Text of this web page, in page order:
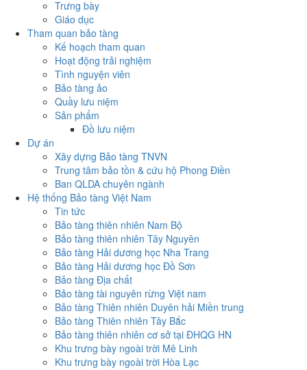
Trưng bày
Giáo dục
Tham quan bảo tàng
Kế hoạch tham quan
Hoạt động trải nghiệm
Tình nguyện viên
Bảo tàng ảo
Quầy lưu niệm
Sản phẩm
Đồ lưu niệm
Dự án
Xây dựng Bảo tàng TNVN
Trung tâm bảo tồn & cứu hộ Phong Điền
Ban QLDA chuyên ngành
Hệ thống Bảo tàng Việt Nam
Tin tức
Bảo tàng thiên nhiên Nam Bộ
Bảo tàng thiên nhiên Tây Nguyên
Bảo tàng Hải dương học Nha Trang
Bảo tàng Hải dương học Đồ Sơn
Bảo tàng Địa chất
Bảo tàng tài nguyên rừng Việt nam
Bảo tàng Thiên nhiên Duyên hải Miền trung
Bảo tàng Thiên nhiên Tây Bắc
Bảo tàng thiên nhiên cơ sở tại ĐHQG HN
Khu trưng bày ngoài trời Mê Linh
Khu trưng bày ngoài trời Hòa Lạc